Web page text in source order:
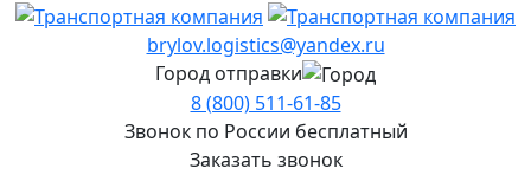
brylov.logistics@yandex.ru
Город отправки
8 (800) 511-61-85
Звонок по России бесплатный
Заказать звонок